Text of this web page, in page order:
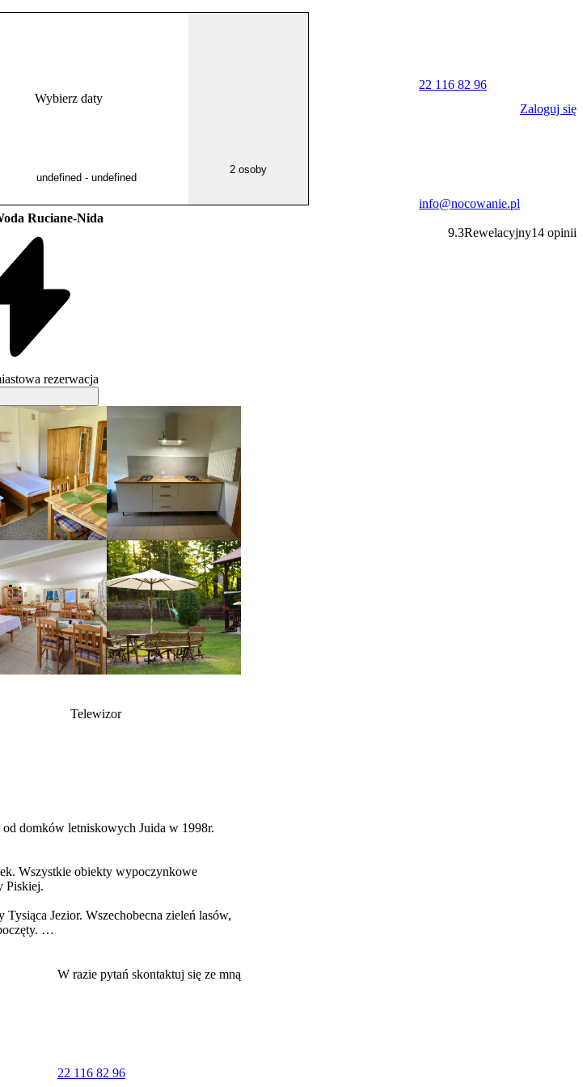
Wybierz daty
2 osoby
22 116 82 96
info@nocowanie.pl
Zaloguj się
Ruciane-Nida
rezerwacja
9.3Rewelacyjny14 opinii
Telewizor
domków letniskowych Juida w 1998r.
Piskiej.
Jezior. Wszechobecna zieleń lasów,
domki letniskowe i apartament.
(południowo-wschodni trakt
w gronie przyjaciół, czy spotkanie
W razie pytań skontaktuj się ze mną
22 116 82 96